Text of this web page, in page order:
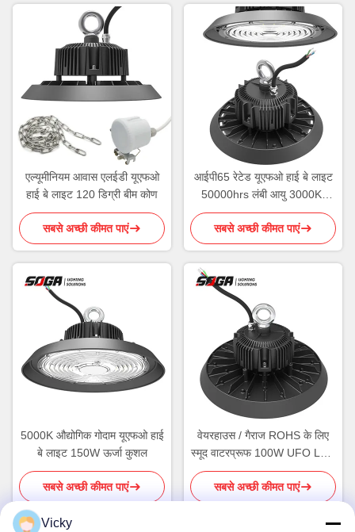
एल्यूमीनियम आवास एलईडी यूएफओ
हाई बे लाइट 120 डिग्री बीम कोण
सबसे अच्छी कीमत पाएं
आईपी65 रेटेड यूएफओ हाई बे लाइट
50000hrs लंबी आयु 3000K-
6000K रंग तापमान
सबसे अच्छी कीमत पाएं
5000K औद्योगिक गोदाम यूएफओ हाई
बे लाइट 150W ऊर्जा कुशल
सबसे अच्छी कीमत पाएं
वेयरहाउस / गैराज ROHS के लिए
स्मूद वाटरप्रूफ 100W UFO LED
हाई बे लाइट
सबसे अच्छी कीमत पाएं
Vicky